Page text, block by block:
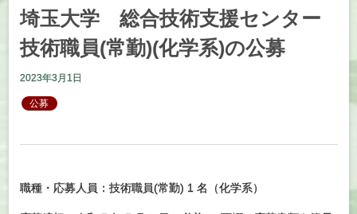
埼玉大学 総合技術支援センター
技術職員(常勤)(化学系)の公募
2023年3月1日
公募
職種・応募人員：技術職員(常勤) 1 名（化学系）